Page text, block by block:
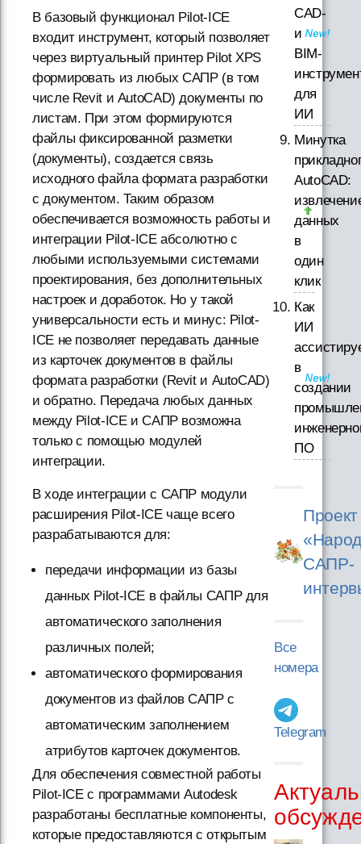
В базовый функционал Pilot-ICE
входит инструмент, который позволяет
через виртуальный принтер Pilot XPS
формировать из любых САПР (в том
числе Revit и AutoCAD) документы по
листам. При этом формируются
файлы фиксированной разметки
(документы), создается связь
исходного файла формата разработки
с документом. Таким образом
обеспечивается возможность работы и
интеграции Pilot-ICE абсолютно с
любыми используемыми системами
проектирования, без дополнительных
настроек и доработок. Но у такой
универсальности есть и минус: Pilot-
ICE не позволяет передавать данные
из карточек документов в файлы
формата разработки (Revit и AutoCAD)
и обратно. Передача любых данных
между Pilot-ICE и САПР возможна
только с помощью модулей
интеграции.
В ходе интеграции с САПР модули
расширения Pilot-ICE чаще всего
разрабатываются для:
передачи информации из базы
данных Pilot-ICE в файлы САПР для
автоматического заполнения
различных полей;
автоматического формирования
документов из файлов САПР с
автоматическим заполнением
атрибутов карточек документов.
Для обеспечения совместной работы
Pilot-ICE с программами Autodesk
разработаны бесплатные компоненты,
которые предоставляются с открытым
CAD-
и
BIM-
для
ИИ
Минутка
AutoCAD:
данных
в
один
клик
Как
ИИ
в
создании
ПО
Проект
САПР-
Все
номера
Telegram